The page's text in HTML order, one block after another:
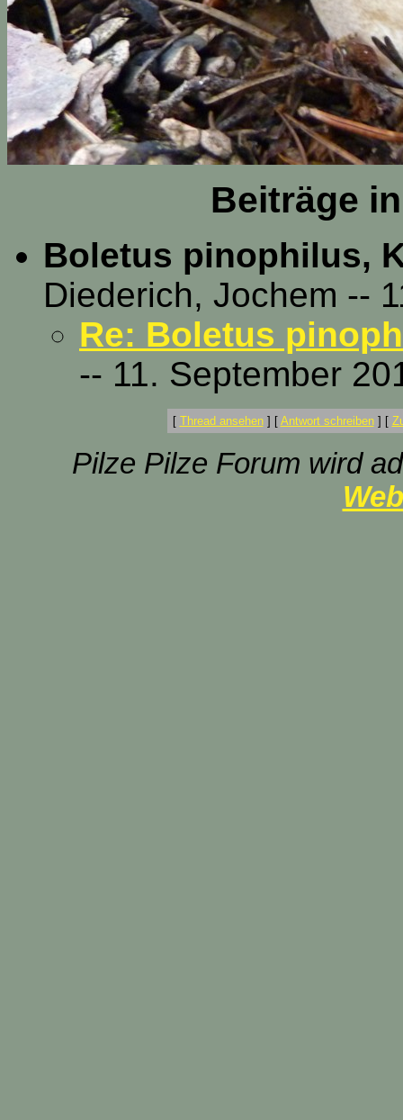
Beiträge
Boletus pinophilus,
Diederich, Jochem --
Re: Boletus
-- 11. September
[ Thread ansehen] [ Antwort schreiben] [
Pilze Pilze Forum wird